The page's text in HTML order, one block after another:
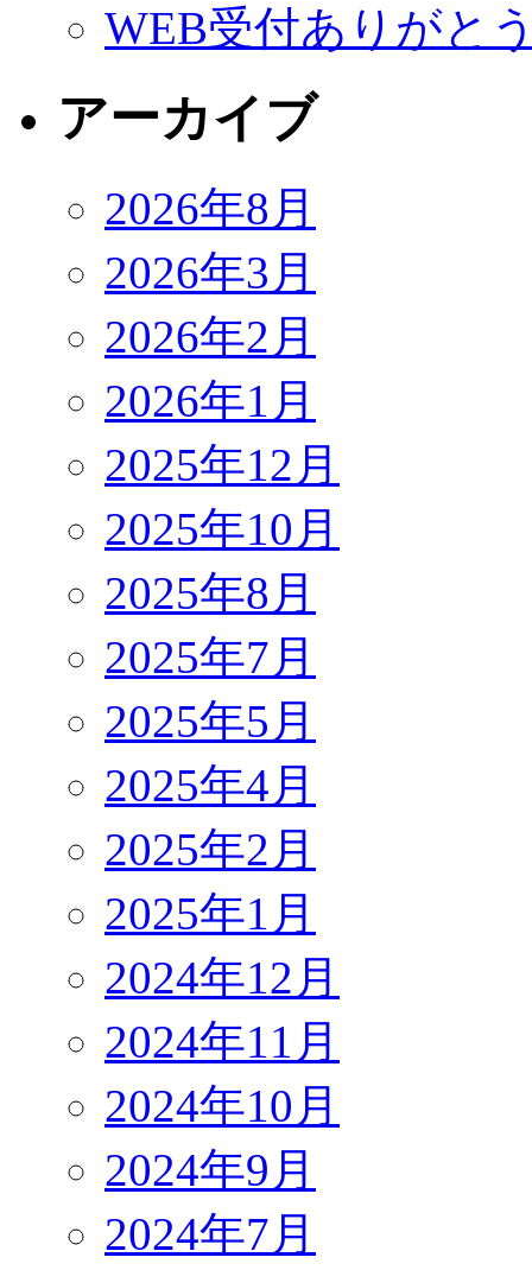
WEB受付ありがと
アーカイブ
2026年8月
2026年3月
2026年2月
2026年1月
2025年12月
2025年10月
2025年8月
2025年7月
2025年5月
2025年4月
2025年2月
2025年1月
2024年12月
2024年11月
2024年10月
2024年9月
2024年7月